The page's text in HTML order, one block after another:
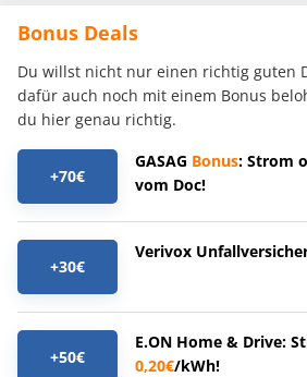
Bonus Deals
Du willst nicht nur einen richtig guten
dafür auch noch mit einem Bonus
du hier genau richtig.
+70€
GASAG Bonus: Strom
vom Doc!
+30€
Verivox
+50€
E.ON Home & Drive:
0,20€/kWh!